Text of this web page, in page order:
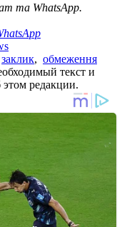
та WhatsApp.
заклик, обмеження
текст и
редакции.